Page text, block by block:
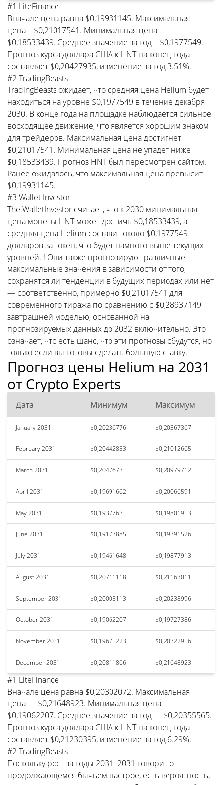
#1 LiteFinance
Вначале цена равна $0,19931145. Максимальная
цена – $0,21017541. Минимальная цена —
$0,18533439. Среднее значение за год – $0,1977549.
Прогноз курса доллара США к HNT на конец года
составляет $0,20427935, изменение за год 3.51%.
#2 TradingBeasts
TradingBeasts ожидает, что средняя цена Helium будет
находиться на уровне $0,1977549 в течение декабря
2030. В конце года на площадке наблюдается сильное
восходящее движение, что является хорошим знаком
для трейдеров. Максимальная цена достигнет
$0,21017541. Минимальная цена не упадет ниже
$0,18533439. Прогноз HNT был пересмотрен сайтом.
Ранее ожидалось, что максимальная цена превысит
$0,19931145.
#3 Wallet Investor
The WalletInvestor считает, что к 2030 минимальная
цена монеты HNT может достичь $0,18533439, а
средняя цена Helium составит около $0,1977549
долларов за токен, что будет намного выше текущих
уровней. ! Они также прогнозируют различные
максимальные значения в зависимости от того,
сохранятся ли тенденции в будущих периодах или нет
— соответственно, примерно $0,21017541 для
современного тиража по сравнению с $0,28937149
завтрашней моделью, основанной на
прогнозируемых данных до 2032 включительно. Это
означает, что есть шанс, что эти прогнозы сбудутся, но
только если вы готовы сделать большую ставку.
Прогноз цены Helium на 2031
от Crypto Experts
Дата Минимум Максимум
January 2031 $0,20236776 $0,20367367
February 2031 $0,20442853 $0,21012665
March 2031 $0,2047673 $0,20979712
April 2031 $0,19691662 $0,20066591
May 2031 $0,1937763 $0,19801953
June 2031 $0,19173885 $0,19391526
July 2031 $0,19461648 $0,19877913
August 2031 $0,20711118 $0,21163011
September 2031 $0,20005113 $0,20238996
October 2031 $0,19062207 $0,19727386
November 2031 $0,19675223 $0,20322956
December 2031 $0,20811866 $0,21648923
#1 LiteFinance
Вначале цена равна $0,20302072. Максимальная
цена — $0,21648923. Минимальная цена —
$0,19062207. Среднее значение за год — $0,20355565.
Прогноз курса доллара США к HNT на конец года
составляет $0,21230395, изменение за год 6.29%.
#2 TradingBeasts
Поскольку рост за годы 2031–2031 говорит о
продолжающемся бычьем настрое, есть вероятность,